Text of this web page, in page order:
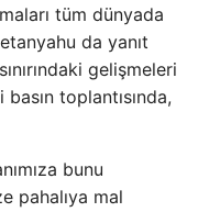
tüm dünyada
da yanıt
gelişmeleri
toplantısında,
bunu
pahalıya mal